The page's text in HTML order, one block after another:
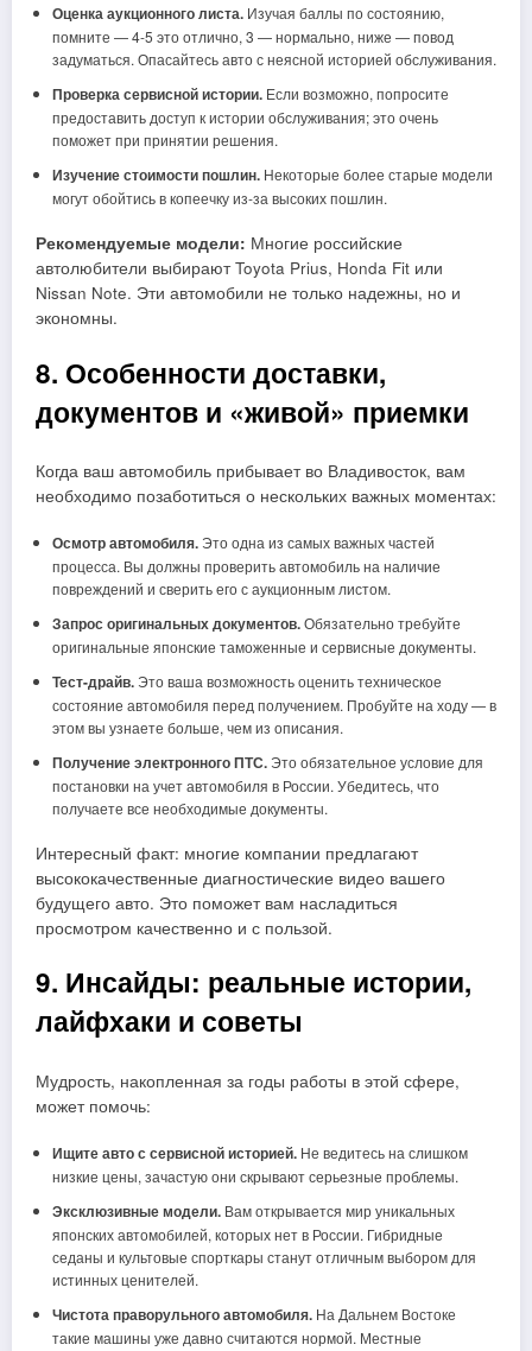
Оценка аукционного листа.Изучая баллы по состоянию,
помните — 4-5 это отлично, 3 — нормально, ниже — повод
задуматься. Опасайтесь авто с неясной историей обслуживания.
Проверка сервисной истории.Если возможно, попросите
предоставить доступ к истории обслуживания; это очень
поможет при принятии решения.
Изучение стоимости пошлин.Некоторые более старые модели
могут обойтись в копеечку из-за высоких пошлин.
Рекомендуемые модели: Многие российские
автолюбители выбирают Toyota Prius, Honda Fit или
Nissan Note. Эти автомобили не только надежны, но и
экономны.
8. Особенности доставки,
документов и «живой» приемки
Когда ваш автомобиль прибывает во Владивосток, вам
необходимо позаботиться о нескольких важных моментах:
Осмотр автомобиля.Это одна из самых важных частей
процесса. Вы должны проверить автомобиль на наличие
повреждений и сверить его с аукционным листом.
Запрос оригинальных документов.Обязательно требуйте
оригинальные японские таможенные и сервисные документы.
Тест-драйв.Это ваша возможность оценить техническое
состояние автомобиля перед получением. Пробуйте на ходу — в
этом вы узнаете больше, чем из описания.
Получение электронного ПТС.Это обязательное условие для
постановки на учет автомобиля в России. Убедитесь, что
получаете все необходимые документы.
Интересный факт: многие компании предлагают
высококачественные диагностические видео вашего
будущего авто. Это поможет вам насладиться
просмотром качественно и с пользой.
9. Инсайды: реальные истории,
лайфхаки и советы
Мудрость, накопленная за годы работы в этой сфере,
может помочь:
Ищите авто с сервисной историей.Не ведитесь на слишком
низкие цены, зачастую они скрывают серьезные проблемы.
Эксклюзивные модели.Вам открывается мир уникальных
японских автомобилей, которых нет в России. Гибридные
седаны и культовые спорткары станут отличным выбором для
истинных ценителей.
Чистота праворульного автомобиля.На Дальнем Востоке
такие машины уже давно считаются нормой. Местные